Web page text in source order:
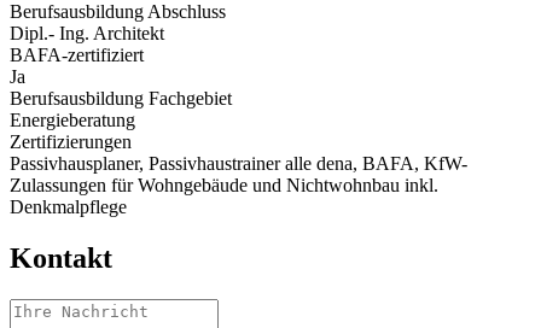
Berufsausbildung Abschluss
Dipl.- Ing. Architekt
BAFA-zertifiziert
Ja
Berufsausbildung Fachgebiet
Energieberatung
Zertifizierungen
Passivhausplaner, Passivhaustrainer alle dena, BAFA, KfW-
Zulassungen für Wohngebäude und Nichtwohnbau inkl.
Denkmalpflege
Kontakt